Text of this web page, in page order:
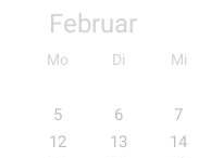
Februar
Mo Di Mi
5
6 7
12
13 14